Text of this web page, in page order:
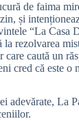
de faima
și
“La Casa
rezolvarea
care caută un
cred că este o
adevărate, La